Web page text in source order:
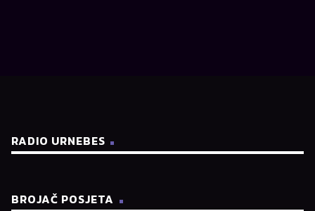
RADIO URNEBES
BROJAČ POSJETA